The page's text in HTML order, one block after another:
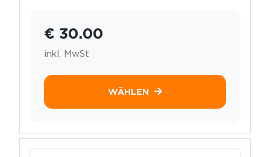
€ 30.00
inkl. MwSt
WÄHLEN